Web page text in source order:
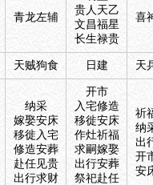
青龙左辅
贵人天乙
文昌福星
长生禄贵
喜
天贼狗食 日建 天
纳采
嫁娶安床
移徙入宅
修造安葬
赴任见贵
出行求财
开市
入宅修造
移徙安床
作灶祈福
求嗣嫁娶
出行安葬
祭祀赴任
祈
纳
出
开
安